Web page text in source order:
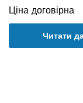
Ціна договірна
Читати